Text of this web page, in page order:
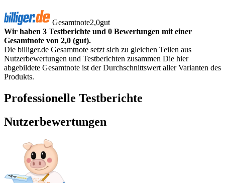
Gesamtnote2,0gut
Wir haben 3 Testberichte und 0 Bewertungen mit einer
Gesamtnote von 2,0 (gut).
Die billiger.de Gesamtnote setzt sich zu gleichen Teilen aus
Nutzerbewertungen und Testberichten zusammen Die hier
abgebildete Gesamtnote ist der Durchschnittswert aller Varianten des
Produkts.
Professionelle Testberichte
Nutzerbewertungen